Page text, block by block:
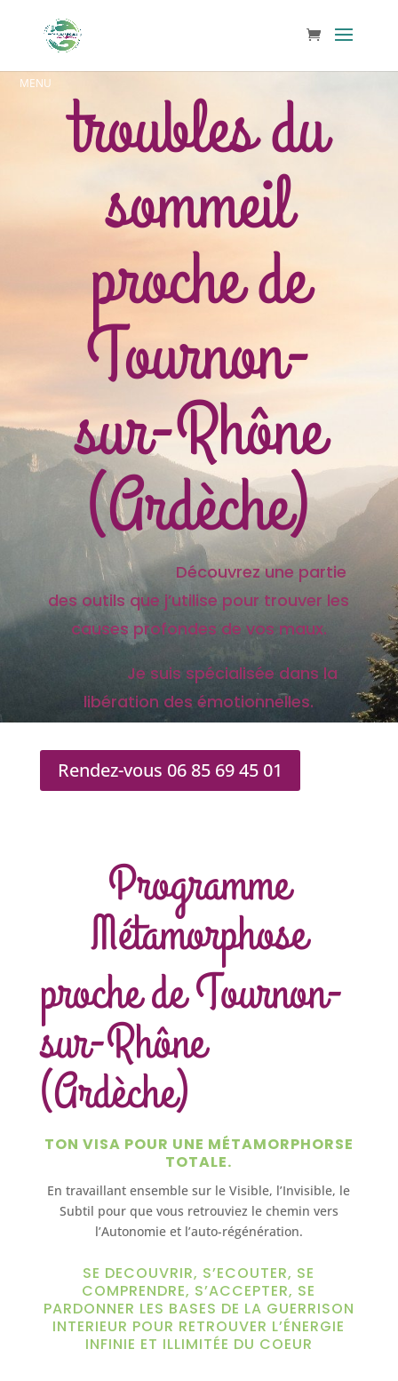
troubles du
sommeil
proche de
Tournon-
sur-Rhône
(Ardèche)
Découvrez une partie
des outils que j’utilise pour trouver les
causes profondes de vos maux.
Je suis spécialisée dans la
libération des émotionnelles.
Rendez-vous 06 85 69 45 01
Programme
Métamorphose
proche de Tournon-
sur-Rhône
(Ardèche)
TON VISA POUR UNE MÉTAMORPHORSE
TOTALE.
En travaillant ensemble sur le Visible, l’Invisible, le
Subtil pour que vous retrouviez le chemin vers
l’Autonomie et l’auto-régénération.
SE DECOUVRIR, S’ECOUTER, SE
COMPRENDRE, S’ACCEPTER, SE
PARDONNER LES BASES DE LA GUERRISON
INTERIEUR POUR RETROUVER L’ÉNERGIE
INFINIE ET ILLIMITÉE DU COEUR